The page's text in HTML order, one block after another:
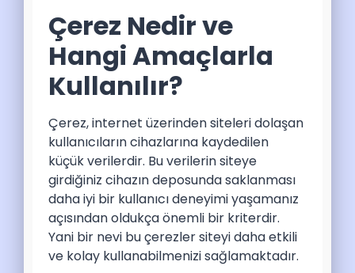
Çerez Nedir ve
Hangi Amaçlarla
Kullanılır?
Çerez, internet üzerinden siteleri dolaşan
kullanıcıların cihazlarına kaydedilen
küçük verilerdir. Bu verilerin siteye
girdiğiniz cihazın deposunda saklanması
daha iyi bir kullanıcı deneyimi yaşamanız
açısından oldukça önemli bir kriterdir.
Yani bir nevi bu çerezler siteyi daha etkili
ve kolay kullanabilmenizi sağlamaktadır.